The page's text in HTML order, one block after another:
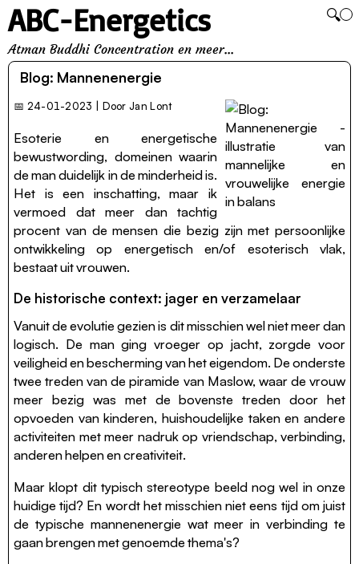
🔍
ABC-Energetics
Atman Buddhi Concentration en meer...
Blog: Mannenenergie
📅 24-01-2023 | Door Jan Lont
Esoterie en energetische
bewustwording, domeinen waarin
de man duidelijk in de minderheid is.
Het is een inschatting, maar ik
vermoed dat meer dan tachtig
procent van de mensen die bezig zijn met persoonlijke
ontwikkeling op energetisch en/of esoterisch vlak,
bestaat uit vrouwen.
De historische context: jager en verzamelaar
Vanuit de evolutie gezien is dit misschien wel niet meer dan
logisch. De man ging vroeger op jacht, zorgde voor
veiligheid en bescherming van het eigendom. De onderste
twee treden van de piramide van Maslow, waar de vrouw
meer bezig was met de bovenste treden door het
opvoeden van kinderen, huishoudelijke taken en andere
activiteiten met meer nadruk op vriendschap, verbinding,
anderen helpen en creativiteit.
Maar klopt dit typisch stereotype beeld nog wel in onze
huidige tijd? En wordt het misschien niet eens tijd om juist
de typische mannenenergie wat meer in verbinding te
gaan brengen met genoemde thema's?